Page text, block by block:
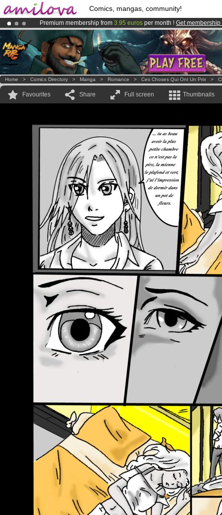
Comics, mangas, community!
Premium membership from 3.95 euros per month ! Get membership
AmilovaKickstarter is now LIVE!.
Already 134393 membersand 1208 comics & mangas!.
Home > Comics Directory > Manga > Romance > Ces Choses Qui Ont Un Prix >
Favourites Share Full screen Thumbnails